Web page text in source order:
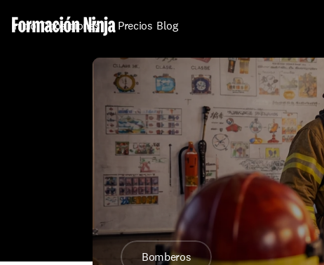
Inicio Oposiciones Precios Blog
Bomberos